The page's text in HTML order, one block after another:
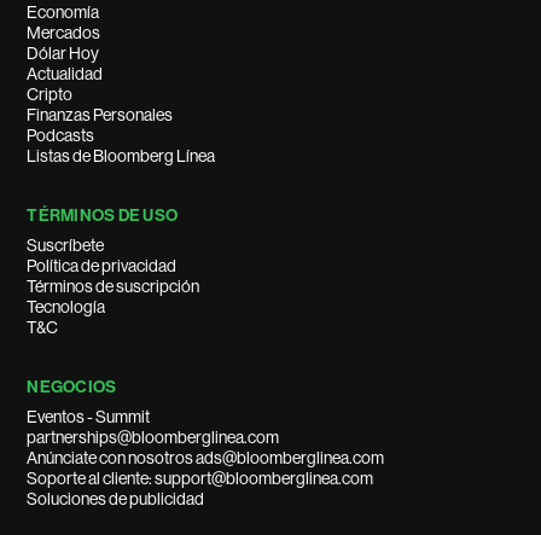
Economía
Mercados
Dólar Hoy
Actualidad
Cripto
Finanzas Personales
Podcasts
Listas de Bloomberg Línea
TÉRMINOS DE USO
Suscríbete
Política de privacidad
Términos de suscripción
Tecnología
T&C
NEGOCIOS
Eventos - Summit
partnerships@bloomberglinea.com
Anúnciate con nosotros ads@bloomberglinea.com
Soporte al cliente: support@bloomberglinea.com
Soluciones de publicidad